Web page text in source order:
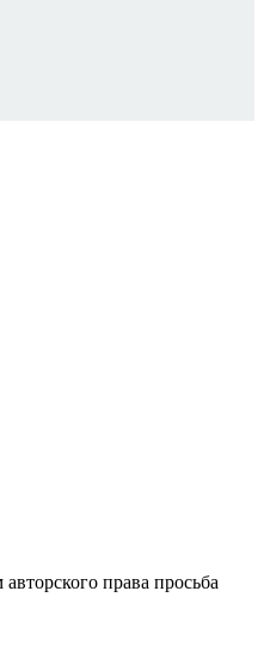
права просьба